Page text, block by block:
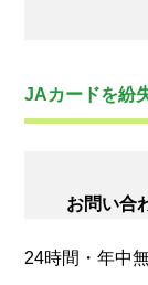
JAカードを紛
お問い合
24時間・年中